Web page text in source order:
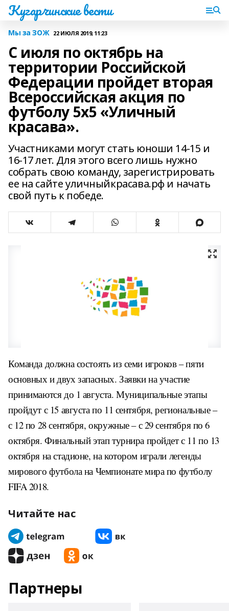
Кугарчинские вести
Мы за ЗОЖ 22 ИЮЛЯ 2019, 11:23
С июля по октябрь на
территории Российской
Федерации пройдет вторая
Всероссийская акция по
футболу 5х5 «Уличный
красава».
Участниками могут стать юноши 14-15 и
16-17 лет. Для этого всего лишь нужно
собрать свою команду, зарегистрировать
ее на сайте уличныйкрасава.рф и начать
свой путь к победе.
Команда должна состоять из семи игроков – пяти
основных и двух запасных. Заявки на участие
принимаются до 1 августа. Муниципальные этапы
пройдут с 15 августа по 11 сентября, региональные –
с 12 по 28 сентября, окружные – с 29 сентября по 6
октября. Финальный этап турнира пройдет с 11 по 13
октября на стадионе, на котором играли легенды
мирового футбола на Чемпионате мира по футболу
FIFA 2018.
Читайте нас
Партнеры